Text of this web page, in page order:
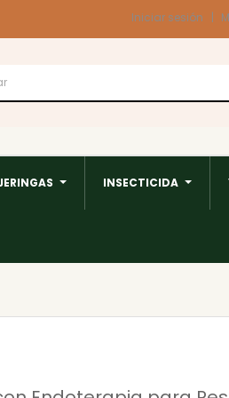
Iniciar sesión
INSECTICIDA